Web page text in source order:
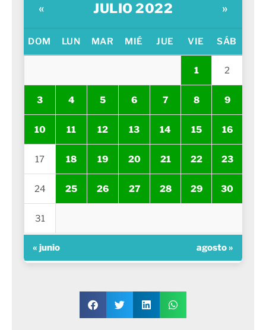
« JULIO 2022 »
DOM LUN MAR MIÉ JUE VIE SÁB
1 2
3 4 5 6 7 8 9
10 11 12 13 14 15 16
17 18 19 20 21 22 23
24 25 26 27 28 29 30
31
« junio agosto »